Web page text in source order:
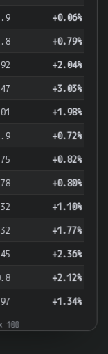
+0.06%
+0.79%
+2.04%
+3.03%
+1.98%
+0.72%
+0.82%
+0.80%
+1.10%
+1.77%
+2.36%
+2.12%
+1.34%
100